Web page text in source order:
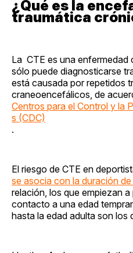
¿Qué es la
traumática
La CTE es una enfermedad
sólo puede diagnosticarse
está causada por repetidos
craneoencefálicos, de
Centros para el Control y la
s (CDC)
.
El riesgo de CTE en
se asocia con la duración
relación, los que empiezan
contacto a una edad
hasta la edad adulta son los